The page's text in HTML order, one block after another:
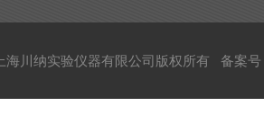
海川纳实验仪器有限公司版权所有 备案号